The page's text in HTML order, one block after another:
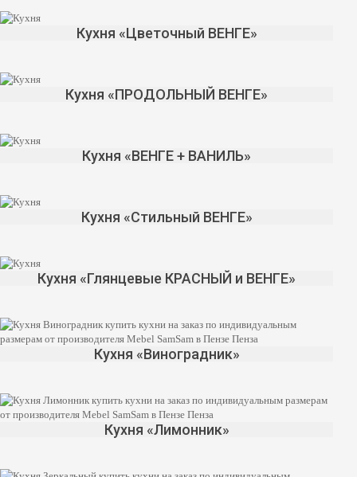
Кухня «Цветочный ВЕНГЕ»
Кухня «ПРОДОЛЬНЫЙ ВЕНГЕ»
Кухня «ВЕНГЕ + ВАНИЛЬ»
Кухня «Стильный ВЕНГЕ»
Кухня «Глянцевые КРАСНЫЙ и ВЕНГЕ»
Кухня «Виноградник»
Кухня «Лимонник»